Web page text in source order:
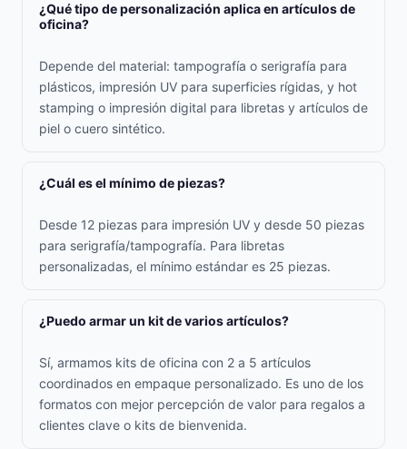
¿Qué tipo de personalización aplica en artículos de
oficina?
Depende del material: tampografía o serigrafía para
plásticos, impresión UV para superficies rígidas, y hot
stamping o impresión digital para libretas y artículos de
piel o cuero sintético.
¿Cuál es el mínimo de piezas?
Desde 12 piezas para impresión UV y desde 50 piezas
para serigrafía/tampografía. Para libretas
personalizadas, el mínimo estándar es 25 piezas.
¿Puedo armar un kit de varios artículos?
Sí, armamos kits de oficina con 2 a 5 artículos
coordinados en empaque personalizado. Es uno de los
formatos con mejor percepción de valor para regalos a
clientes clave o kits de bienvenida.